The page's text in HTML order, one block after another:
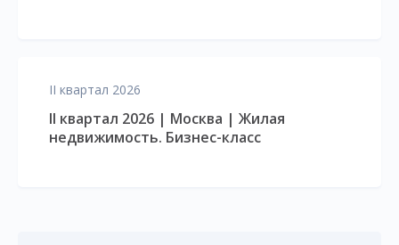
II квартал 2026
II квартал 2026 | Москва | Жилая
недвижимость. Бизнес-класс